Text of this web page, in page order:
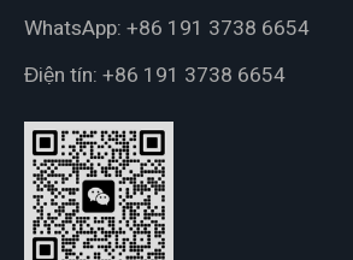
WhatsApp: +86 191 3738 6654
Điện tín: +86 191 3738 6654